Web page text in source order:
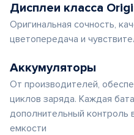
Дисплеи класса
Оригинальная сочность,
цветопередача и
Аккумуляторы
От производителей,
циклов заряда. Каждая
дополнительный контроль
емкости